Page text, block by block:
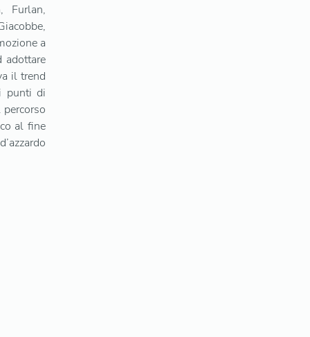
Furlan,
a
adottare
il trend
punti di
al fine